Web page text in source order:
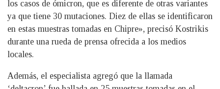
los casos de ómicron, que es diferente de otras variantes
ya que tiene 30 mutaciones. Diez de ellas se identificaron
en estas muestras tomadas en Chipre», precisó Kostrikis
durante una rueda de prensa ofrecida a los medios
locales.
Además, el especialista agregó que la llamada